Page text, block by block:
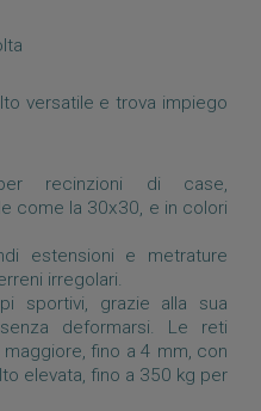
versatile e trova impiego
recinzioni di case,
come la 30x30, e in colori
estensioni e metrature
irregolari.
sportivi, grazie alla sua
deformarsi. Le reti
fino a 4 mm, con
elevata, fino a 350 kg per